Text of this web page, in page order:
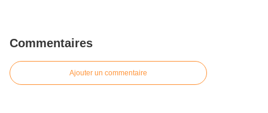
Commentaires
Ajouter un commentaire